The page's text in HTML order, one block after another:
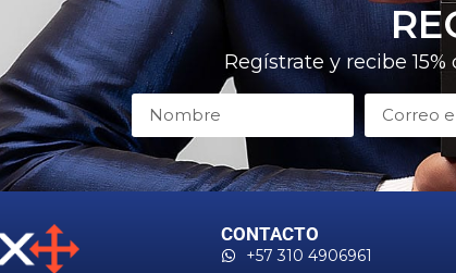
Regístrate y recibe
CONTACTO
+57 310 4906961